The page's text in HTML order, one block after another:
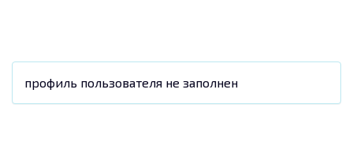
профиль пользователя не заполнен